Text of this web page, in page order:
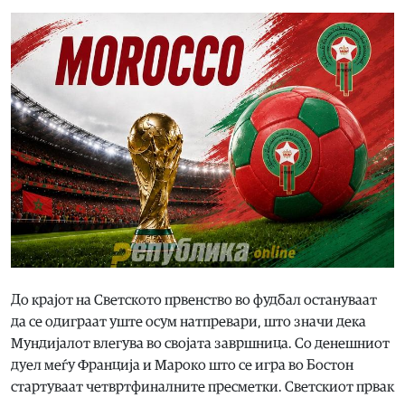
До крајот на Светското првенство во фудбал остануваат
да се одиграат уште осум натпревари, што значи дека
Мундијалот влегува во својата завршница. Со денешниот
дуел меѓу Франција и Мароко што се игра во Бостон
стартуваат четвртфиналните пресметки. Светскиот првак